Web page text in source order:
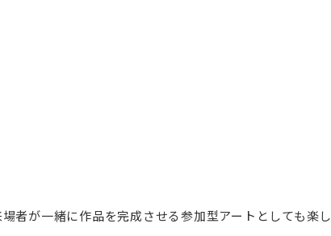
者が一緒に作品を完成させる参加型アートとしても楽し